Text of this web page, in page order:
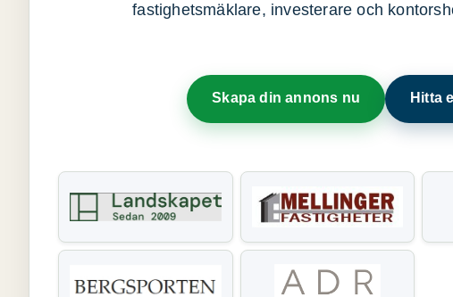
fastighetsmäklare, investerare och
Skapa din annons nu Hitta